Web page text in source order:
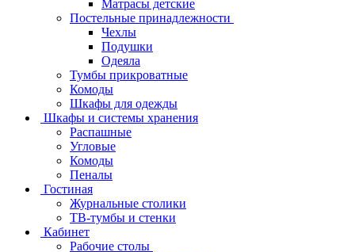
Матрасы детские
Постельные принадлежности
Чехлы
Подушки
Одеяла
Тумбы прикроватные
Комоды
Шкафы для одежды
Шкафы и системы хранения
Распашные
Угловые
Комоды
Пеналы
Гостиная
Журнальные столики
ТВ‑тумбы и стенки
Кабинет
Рабочие столы